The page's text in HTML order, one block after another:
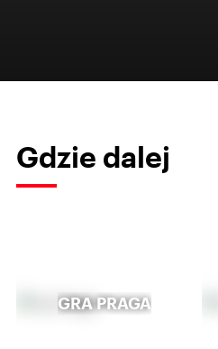
Gdzie dalej
GRA PRAGA